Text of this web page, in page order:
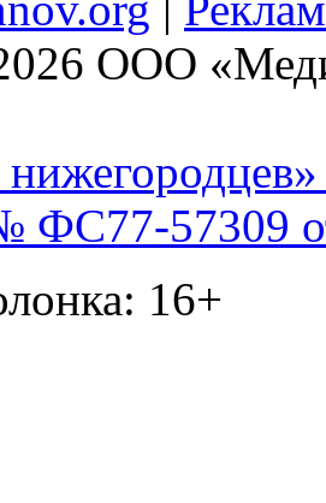
ООО
57309
16+